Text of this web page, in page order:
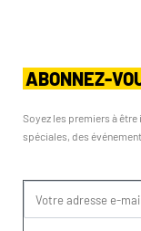
ABONNEZ-
Soyez les premiers à
spéciales, des